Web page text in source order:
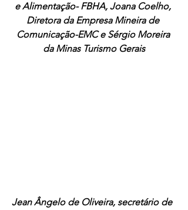
e Alimentação- FBHA, Joana Coelho,
Diretora da Empresa Mineira de
Comunicação-EMC e Sérgio Moreira
da Minas Turismo Gerais
Jean Ângelo de Oliveira, secretário de